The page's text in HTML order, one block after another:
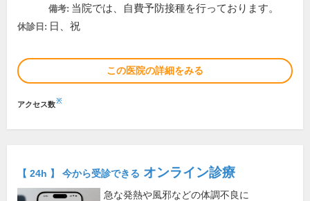
備考: 当院では、自費予防接種を行っております。
休診日: 日、祝
この医院の詳細をみる
アクセス数※
【 24h 】 今から受診できる オンライン診療
急な発熱や風邪などの体調不良に